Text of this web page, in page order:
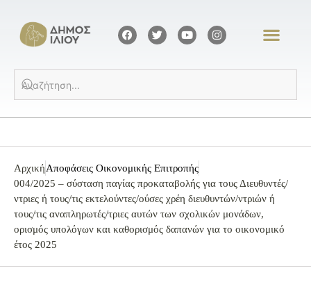
ΑρχικήΑποφάσεις Οικονομικής Επιτροπής
004/2025 – σύσταση παγίας προκαταβολής για τους Διευθυντές/
ντριες ή τους/τις εκτελούντες/ούσες χρέη διευθυντών/ντριών ή
τους/τις αναπληρωτές/τριες αυτών των σχολικών μονάδων,
ορισμός υπολόγων και καθορισμός δαπανών για το οικονομικό
έτος 2025